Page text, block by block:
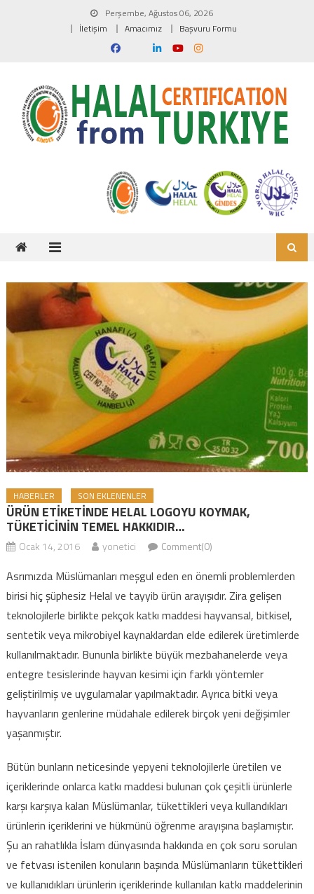
Perşembe, Ağustos 06, 2026
İletişim
Amacımız Başvuru Formu
HABERLER SON EKLENENLER
ÜRÜN ETİKETİNDE HELAL LOGOYU KOYMAK,
TÜKETİCİNİN TEMEL HAKKIDIR…
Ocak 14, 2016 yonetici Comment(0)
Asrımızda Müslümanları meşgul eden en önemli problemlerden
birisi hiç şüphesiz Helal ve tayyib ürün arayışıdır. Zira gelişen
teknolojilerle birlikte pekçok katkı maddesi hayvansal, bitkisel,
sentetik veya mikrobiyel kaynaklardan elde edilerek üretimlerde
kullanılmaktadır. Bununla birlikte büyük mezbahanelerde veya
entegre tesislerinde hayvan kesimi için farklı yöntemler
geliştirilmiş ve uygulamalar yapılmaktadır. Ayrıca bitki veya
hayvanların genlerine müdahale edilerek birçok yeni değişimler
yaşanmıştır.
Bütün bunların neticesinde yepyeni teknolojilerle üretilen ve
içeriklerinde onlarca katkı maddesi bulunan çok çeşitli ürünlerle
karşı karşıya kalan Müslümanlar, tükettikleri veya kullandıkları
ürünlerin içeriklerini ve hükmünü öğrenme arayışına başlamıştır.
Şu an rahatlıkla İslam dünyasında hakkında en çok soru sorulan
ve fetvası istenilen konuların başında Müslümanların tükettikleri
ve kullanıdıkları ürünlerin içeriklerinde kullanılan katkı maddelerinin